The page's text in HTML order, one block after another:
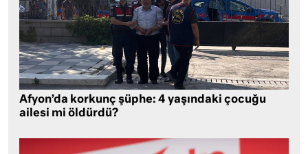
Afyon’da korkunç şüphe: 4 yaşındaki çocuğu
ailesi mi öldürdü?